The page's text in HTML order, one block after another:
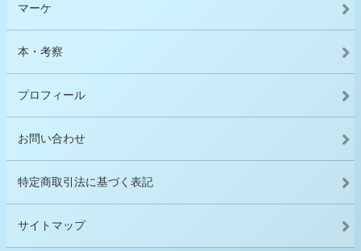
マーケ
本・考察
プロフィール
お問い合わせ
特定商取引法に基づく表記
サイトマップ